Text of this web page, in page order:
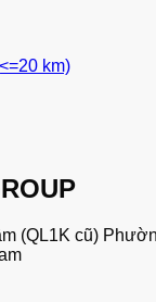
km)
(QL1K cũ)